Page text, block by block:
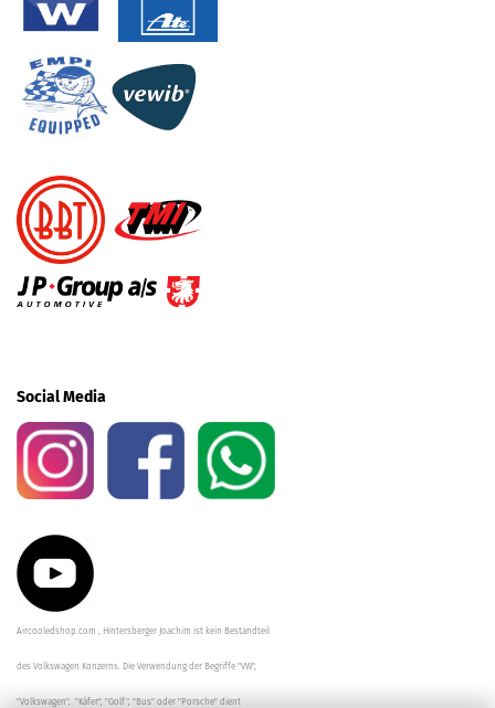
Social Media
Aircooledshop.com , Hintersberger Joachim ist kein Bestandteil
des Volkswagen Konzerns. Die Verwendung der Begriffe "VW",
"Volkswagen", "Käfer", "Golf", "Bus" oder "Porsche" dient